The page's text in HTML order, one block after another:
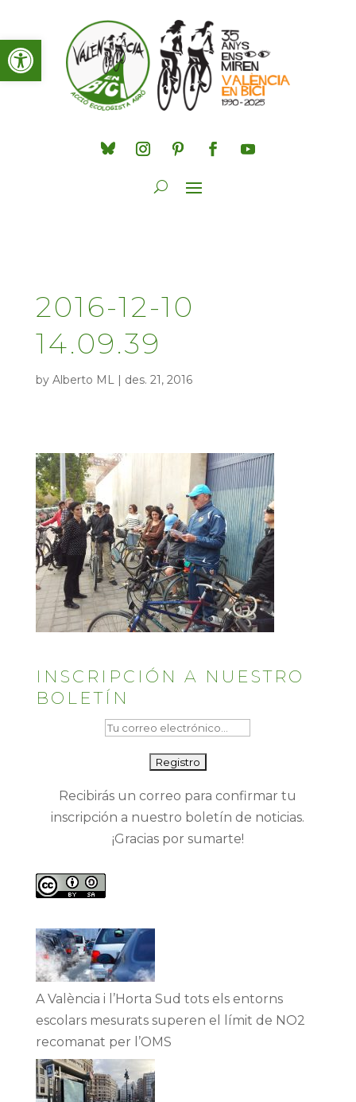
Obre la barra d'eines
2016-12-10
14.09.39
by Alberto ML| des. 21, 2016
INSCRIPCIÓN A NUESTRO
BOLETÍN
Recibirás un correo para confirmar tu
inscripción a nuestro boletín de noticias.
¡Gracias por sumarte!
A València i l’Horta Sud tots els entorns
escolars mesurats superen el límit de NO2
recomanat per l’OMS